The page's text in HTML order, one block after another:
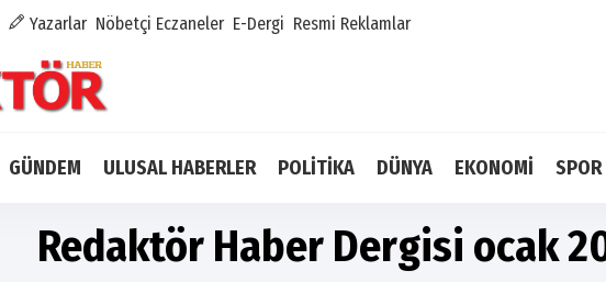
Yazarlar Nöbetçi Eczaneler E-Dergi Resmi Reklamlar
GÜNDEM ULUSAL HABERLER POLİTİKA DÜNYA EKONOMİ SPOR
Redaktör Haber Dergisi ocak